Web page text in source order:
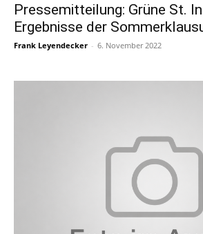
Pressemitteilung: Grüne St.
Ergebnisse der
Frank Leyendecker - 6. November 2022